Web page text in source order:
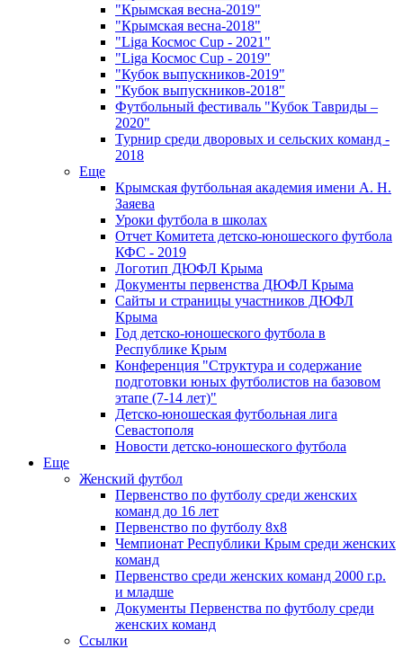
"Крымская весна-2019"
"Крымская весна-2018"
"Liga Космос Cup - 2021"
"Liga Космос Cup - 2019"
"Кубок выпускников-2019"
"Кубок выпускников-2018"
Футбольный фестиваль "Кубок Тавриды –
2020"
Турнир среди дворовых и сельских команд -
2018
Еще
Крымская футбольная академия имени А. Н.
Заяева
Уроки футбола в школах
Отчет Комитета детско-юношеского футбола
КФС - 2019
Логотип ДЮФЛ Крыма
Документы первенства ДЮФЛ Крыма
Сайты и страницы участников ДЮФЛ
Крыма
Год детско-юношеского футбола в
Республике Крым
Конференция "Структура и содержание
подготовки юных футболистов на базовом
этапе (7-14 лет)"
Детско-юношеская футбольная лига
Севастополя
Новости детско-юношеского футбола
Еще
Женский футбол
Первенство по футболу среди женских
команд до 16 лет
Первенство по футболу 8х8
Чемпионат Республики Крым среди женских
команд
Первенство среди женских команд 2000 г.р.
и младше
Документы Первенства по футболу среди
женских команд
Ссылки